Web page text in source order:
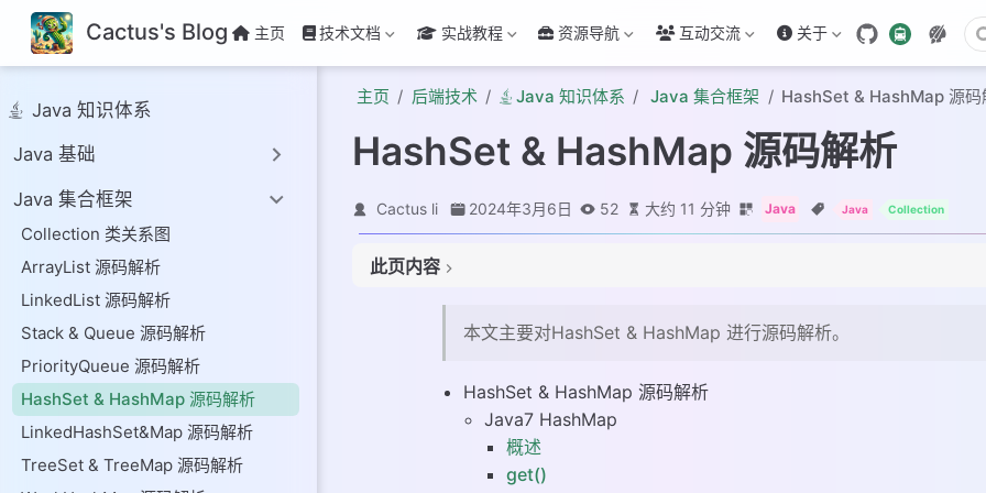
Cactus's Blog 主页 技术文档 实战教程 资源导航 互动交流 关于
Java 知识体系
Java 基础
Java 集合框架
Collection 类关系图
ArrayList 源码解析
LinkedList 源码解析
Stack & Queue 源码解析
PriorityQueue 源码解析
HashSet & HashMap 源码解析
LinkedHashSet&Map 源码解析
TreeSet & TreeMap 源码解析
主页 后端技术 Java 知识体系 Java 集合框架 HashSet & HashMap 源码
HashSet & HashMap 源码解析
Cactus li 2024年3月6日 52 大约 11 分钟 Java Java Collection
此页内容
# 概述
# remove()
# Java8 HashMap
# put 过程分析
本文主要对HashSet & HashMap 进行源码解析。
HashSet & HashMap 源码解析
Java7 HashMap
概述
get()